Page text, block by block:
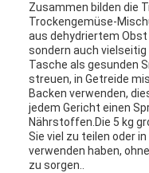
Zusammen bilden die
Trockengemüse-
aus dehydriertem Obst
sondern auch
Tasche als gesunden
streuen, in Getreide
Backen verwenden,
jedem Gericht einen
Nährstoffen.Die 5 kg
Sie viel zu teilen oder
verwenden haben,
zu sorgen..